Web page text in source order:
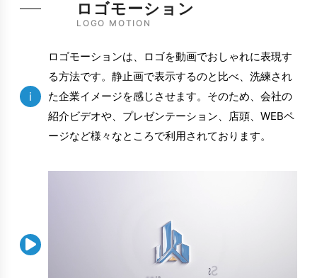
LOGO MOTION
ロゴモーション
i
ロゴモーションは、ロゴを動画でおしゃれに表現す
る方法です。静止画で表示するのと比べ、洗練され
た企業イメージを感じさせます。そのため、会社の
紹介ビデオや、プレゼンテーション、店頭、WEBペ
ージなど様々なところで利用されております。
